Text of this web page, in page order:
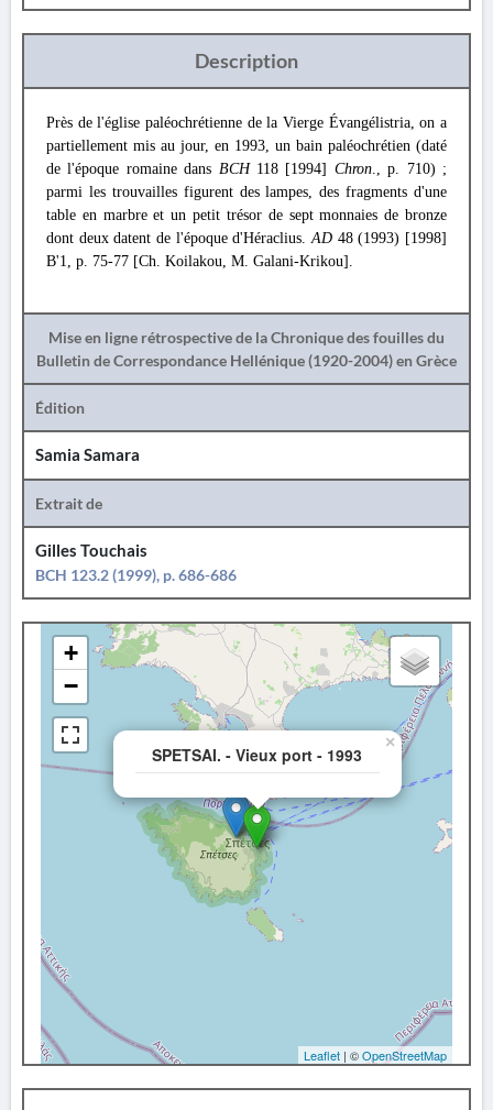
Description
Près de l'église paléochrétienne de la Vierge Évangélistria, on a
partiellement mis au jour, en 1993, un bain paléochrétien (daté
de l'époque romaine dans BCH 118 [1994] Chron., p. 710) ;
parmi les trouvailles figurent des lampes, des fragments d'une
table en marbre et un petit trésor de sept monnaies de bronze
dont deux datent de l'époque d'Héraclius.AD 48 (1993) [1998]
Β'1, p. 75-77 [Ch. Koilakou, M. Galani-Krikou].
Mise en ligne rétrospective de la Chronique des fouilles du
Bulletin de Correspondance Hellénique (1920-2004) en Grèce
Édition
Samia Samara
Extrait de
Gilles Touchais
BCH 123.2 (1999), p. 686-686
SPETSAI. - Vieux port - 1993
×
+
−
Leaflet | ©OpenStreetMap